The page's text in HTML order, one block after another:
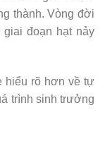
thành. Vòng đời
đoạn hạt nảy
hiểu rõ hơn về tự
trình sinh trưởng